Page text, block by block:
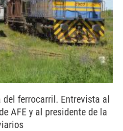
del ferrocarril. Entrevista al
AFE y al presidente de la